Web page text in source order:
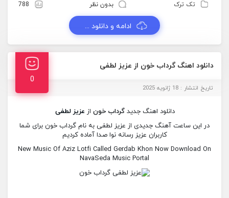
تک ترک بدون نظر 788
ادامه و دانلود ...
دانلود اهنگ گرداب خون از عزیز لطفی
0
تاریخ انتشار : 18 ژانویه 2025
دانلود اهنگ جدید گرداب خون از عزیز لطفی
در این ساعت آهنگ جدیدی از عزیز لطفی به نام گرداب خون برای شما
کاربران عزیز رسانه نوا صدا آماده کردیم
New Music Of Aziz Lotfi Called Gerdab Khon Now Download On
NavaSeda Music Portal